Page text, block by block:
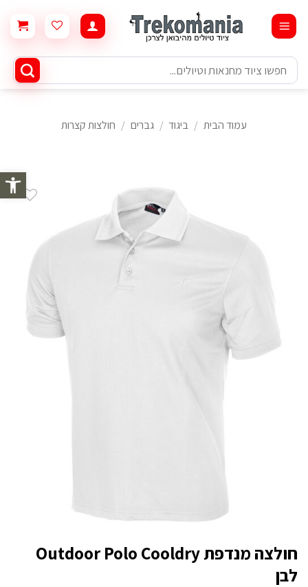
פתח
content
חיפוש
עבור:
עמוד הבית / ביגוד / גברים / חולצות קצרות
חולצה מנדפת Outdoor Polo Cooldry
לבן